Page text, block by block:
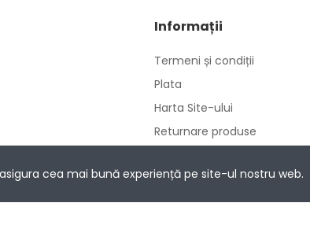
Informații
Termeni și condiții
Plata
Harta Site-ului
Returnare produse
cookie-uri
caracter personal
cea mai bună experiență pe site-ul nostru web.